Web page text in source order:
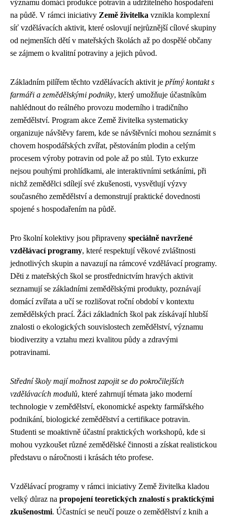
významu domácí produkce potravin a udržitelného hospodaření
na půdě. V rámci iniciativy Země živitelka vznikla komplexní
síť vzdělávacích aktivit, které oslovují nejrůznější cílové skupiny
od nejmenších dětí v mateřských školách až po dospělé občany
se zájmem o kvalitní potraviny a jejich původ.
Základním pilířem těchto vzdělávacích aktivit je přímý kontakt s
farmáři a zemědělskými podniky, který umožňuje účastníkům
nahlédnout do reálného provozu moderního i tradičního
zemědělství. Program akce Země živitelka systematicky
organizuje návštěvy farem, kde se návštěvníci mohou seznámit s
chovem hospodářských zvířat, pěstováním plodin a celým
procesem výroby potravin od pole až po stůl. Tyto exkurze
nejsou pouhými prohlídkami, ale interaktivními setkáními, při
nichž zemědělci sdílejí své zkušenosti, vysvětlují výzvy
současného zemědělství a demonstrují praktické dovednosti
spojené s hospodařením na půdě.
Pro školní kolektivy jsou připraveny speciálně navržené
vzdělávací programy, které respektují věkové zvláštnosti
jednotlivých skupin a navazují na rámcové vzdělávací programy.
Děti z mateřských škol se prostřednictvím hravých aktivit
seznamují se základními zemědělskými produkty, poznávají
domácí zvířata a učí se rozlišovat roční období v kontextu
zemědělských prací. Žáci základních škol pak získávají hlubší
znalosti o ekologických souvislostech zemědělství, významu
biodiverzity a vztahu mezi kvalitou půdy a zdravými
potravinami.
Střední školy mají možnost zapojit se do pokročilejších
vzdělávacích modulů, které zahrnují témata jako moderní
technologie v zemědělství, ekonomické aspekty farmářského
podnikání, biologické zemědělství a certifikace potravin.
Studenti se moaktivně účastní praktických workshopů, kde si
mohou vyzkoušet různé zemědělské činnosti a získat realistickou
představu o náročnosti i krásách této profese.
Vzdělávací programy v rámci iniciativy Země živitelka kladou
velký důraz na propojení teoretických znalostí s praktickými
zkušenostmi. Účastníci se neučí pouze o zemědělství z knih a